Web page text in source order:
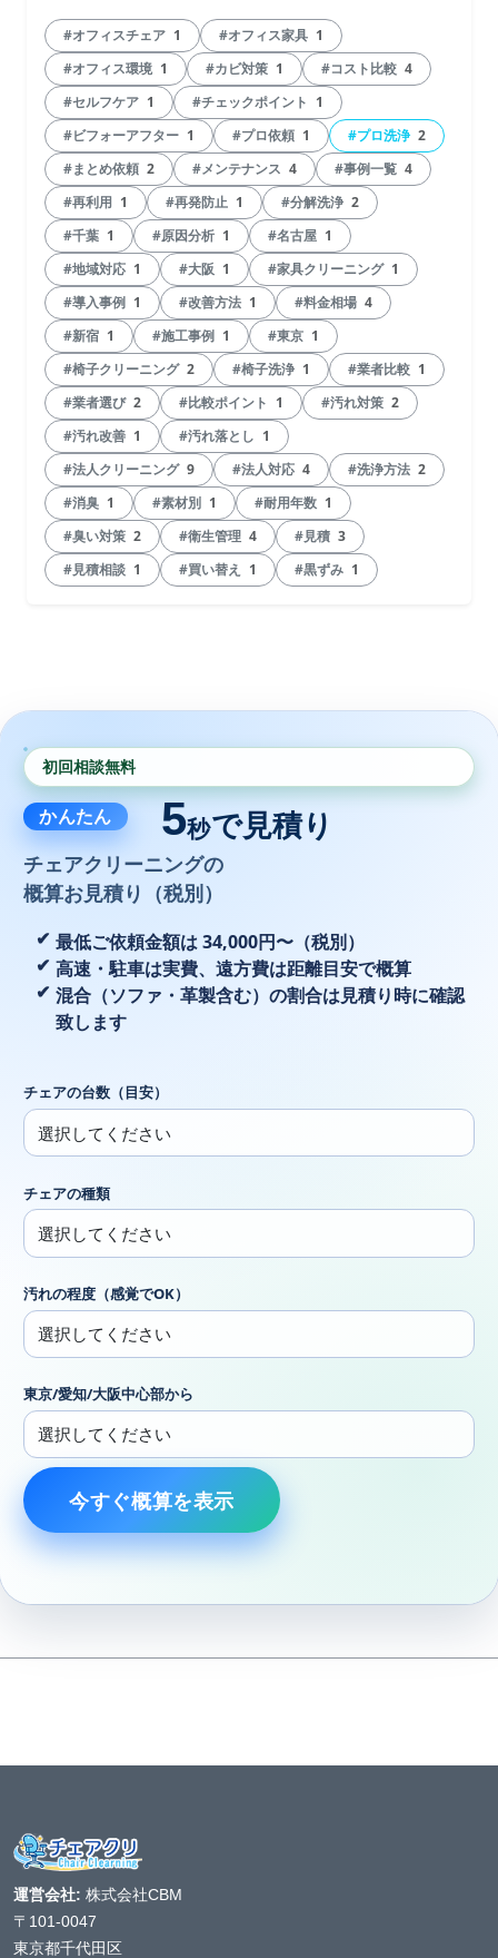
#オフィスチェア 1 #オフィス家具 1
#オフィス環境 1 #カビ対策 1 #コスト比較 4
#セルフケア 1 #チェックポイント 1
#ビフォーアフター 1 #プロ依頼 1 #プロ洗浄 2
#まとめ依頼 2 #メンテナンス 4 #事例一覧 4
#再利用 1 #再発防止 1 #分解洗浄 2
#千葉 1 #原因分析 1 #名古屋 1
#地域対応 1 #大阪 1 #家具クリーニング 1
#導入事例 1 #改善方法 1 #料金相場 4
#新宿 1 #施工事例 1 #東京 1
#椅子クリーニング 2 #椅子洗浄 1 #業者比較 1
#業者選び 2 #比較ポイント 1 #汚れ対策 2
#汚れ改善 1 #汚れ落とし 1
#法人クリーニング 9 #法人対応 4 #洗浄方法 2
#消臭 1 #素材別 1 #耐用年数 1
#臭い対策 2 #衛生管理 4 #見積 3
#見積相談 1 #買い替え 1 #黒ずみ 1
初回相談無料
かんたん 5秒で見積り
チェアクリーニングの
概算お見積り（税別）
最低ご依頼金額は 34,000円〜（税別）
高速・駐車は実費、遠方費は距離目安で概算
混合（ソファ・革製含む）の割合は見積り時に確認
致します
チェアの台数（目安）
チェアの種類
汚れの程度（感覚でOK）
東京/愛知/大阪中心部から
今すぐ概算を表示
運営会社: 株式会社CBM
〒101-0047
東京都千代田区